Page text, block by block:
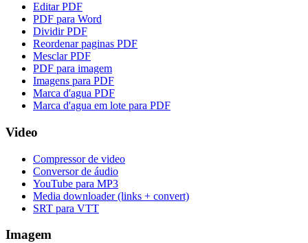
Editar PDF
PDF para Word
Dividir PDF
Reordenar paginas PDF
Mesclar PDF
PDF para imagem
Imagens para PDF
Marca d'agua PDF
Marca d'agua em lote para PDF
Video
Compressor de video
Conversor de áudio
YouTube para MP3
Media downloader (links + convert)
SRT para VTT
Imagem